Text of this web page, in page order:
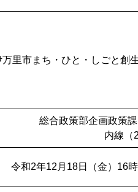
万里市まち・ひと・しごと創
総合政策部企画政策
内線（
令和2年12月18日（金）16